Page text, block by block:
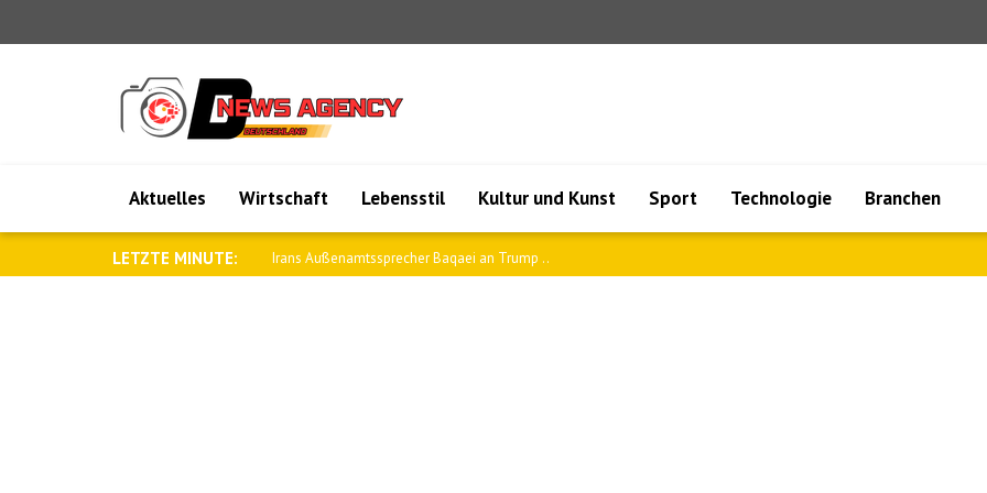
Aktuelles Wirtschaft Lebensstil Kultur und Kunst Sport Technologie Branchen
LETZTE MINUTE: Saar: Wir werden die Beziehungen zu Arge..